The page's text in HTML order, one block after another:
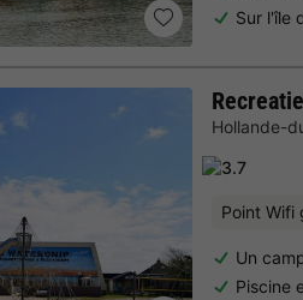
Sur l'île
Hollande-
Point Wifi
Un
Piscine